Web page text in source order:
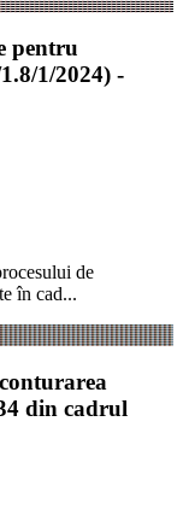
pentru
1/2024) -
de
în cad...
din cadrul